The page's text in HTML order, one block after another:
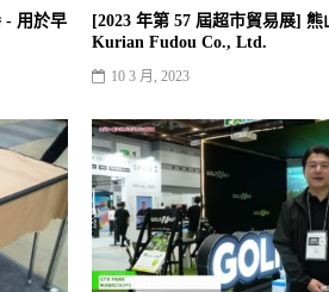
- 用於早
[2023 年第 57 屆超市貿易展] 熊
Kurian Fudou Co., Ltd.
10 3 月, 2023